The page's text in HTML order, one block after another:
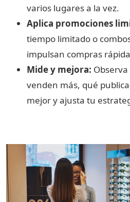
varios lugares a la vez.
Aplica promociones
tiempo limitado o
impulsan compras
Mide y mejora:
venden más, qué
mejor y ajusta tu